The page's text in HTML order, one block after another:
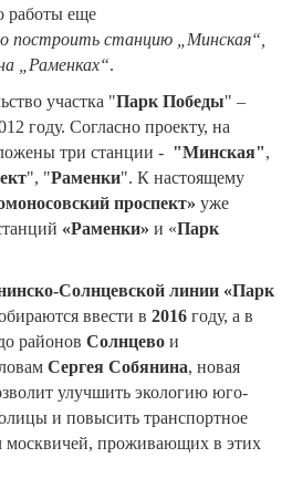
работы еще
построить станцию „Минская“,
„Раменках“.
участка "Парк Победы" –
году. Согласно проекту, на
три станции - "Минская",
", "Раменки". К настоящему
проспект» уже
«Раменки» и «Парк
Солнцевской линии «Парк
ввести в 2016 году, а в
районов Солнцево и
Сергея Собянина, новая
улучшить экологию юго-
и повысить транспортное
москвичей, проживающих в этих